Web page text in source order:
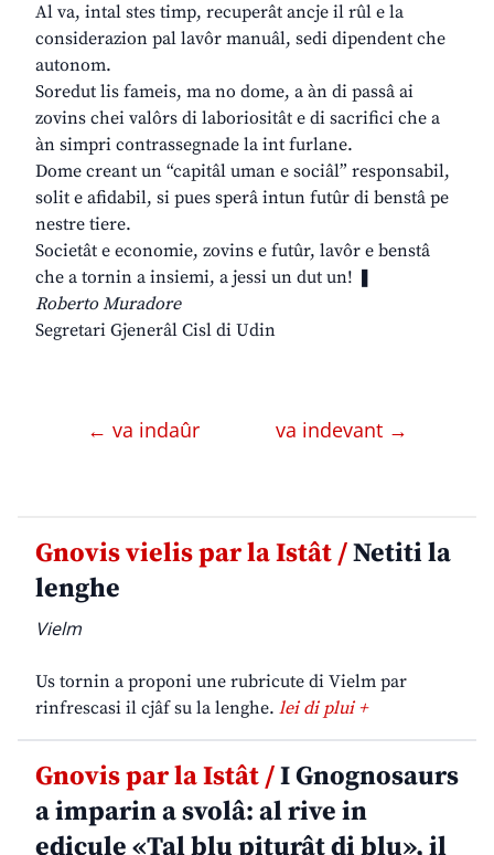
Al va, intal stes timp, recuperât ancje il rûl e la
considerazion pal lavôr manuâl, sedi dipendent che
autonom.
Soredut lis fameis, ma no dome, a àn di passâ ai
zovins chei valôrs di laboriositât e di sacrifici che a
àn simpri contrassegnade la int furlane.
Dome creant un “capitâl uman e sociâl” responsabil,
solit e afidabil, si pues sperâ intun futûr di benstâ pe
nestre tiere.
Societât e economie, zovins e futûr, lavôr e benstâ
che a tornin a insiemi, a jessi un dut un! ❚
Roberto Muradore
Segretari Gjenerâl Cisl di Udin
← va indaûr va indevant →
Gnovis vielis par la Istât /Netiti la
lenghe
Vielm
Us tornin a proponi une rubricute di Vielm par
rinfrescasi il cjâf su la lenghe. lei di plui +
Gnovis par la Istât /I Gnognosaurs
a imparin a svolâ: al rive in
edicule «Tal blu piturât di blu», il